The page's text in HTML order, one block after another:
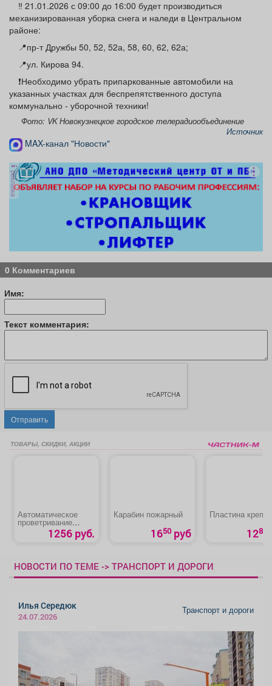
Афиша Обучение Проекты
ТВ программа Я - пенсионер
‼️ 21.01.2026 с 09:00 до 16:00 будет производиться
механизированная уборка снега и наледи в Центральном
районе:
📍пр-т Дружбы 50, 52, 52а, 58, 60, 62, 62а;
📍ул. Кирова 94.
❗️Необходимо убрать припаркованные автомобили на
указанных участках для беспрепятственного доступа
коммунально - уборочной техники!
Фото: VK Новокузнецкое городское телерадиообъединение
Источник
MAX-канал "Новости"
реклама
0 Комментариев
Имя:
Текст комментария:
Отправить
ТОВАРЫ, СКИДКИ, АКЦИИ
Автоматическое
проветривание
теплицы
«Термопривод 300С»
1256 руб.
Карабин пожарный
1650 руб
Пластина
1280
НОВОСТИ ПО ТЕМЕ -> ТРАНСПОРТ И ДОРОГИ
Илья Середюк
24.07.2026
Транспорт и дороги